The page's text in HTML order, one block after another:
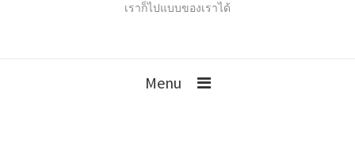
เราก็ไปแบบของเราได้
Menu